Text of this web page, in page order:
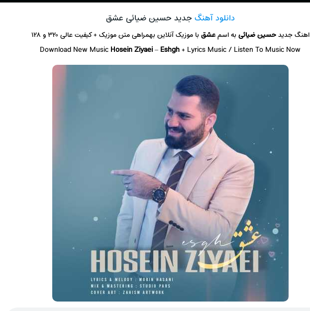
دانلود آهنگ جدید حسین ضیائی عشق
اهنگ جدیدحسین ضیائیبه اسمعشقبا موزیک آنلاینبهمراهی متن موزیک + کیفیت عالی ۳۲۰ و ۱۲۸
Download New Music Hosein Ziyaei– Eshgh+ Lyrics Music / Listen To Music Now